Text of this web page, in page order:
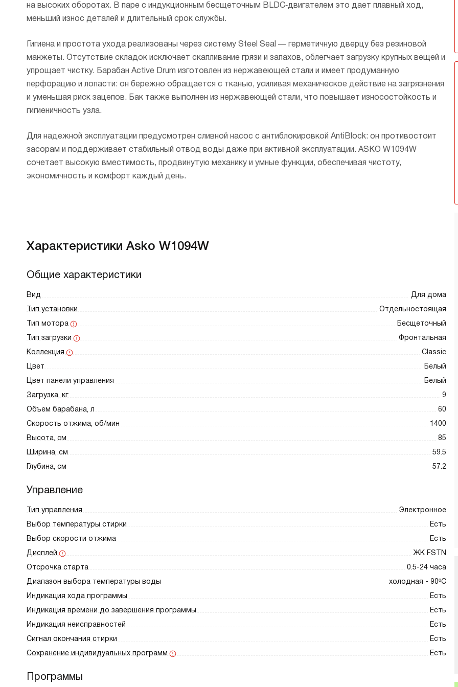
на высоких оборотах. В паре с индукционным бесщеточным BLDC‑двигателем это дает плавный ход,
меньший износ деталей и длительный срок службы.
Гигиена и простота ухода реализованы через систему Steel Seal — герметичную дверцу без резиновой
манжеты. Отсутствие складок исключает скапливание грязи и запахов, облегчает загрузку крупных вещей и
упрощает чистку. Барабан Active Drum изготовлен из нержавеющей стали и имеет продуманную
перфорацию и лопасти: он бережно обращается с тканью, усиливая механическое действие на загрязнения
и уменьшая риск зацепов. Бак также выполнен из нержавеющей стали, что повышает износостойкость и
гигиеничность узла.
Для надежной эксплуатации предусмотрен сливной насос с антиблокировкой AntiBlock: он противостоит
засорам и поддерживает стабильный отвод воды даже при активной эксплуатации. ASKO W1094W
сочетает высокую вместимость, продвинутую механику и умные функции, обеспечивая чистоту,
экономичность и комфорт каждый день.
Характеристики Asko W1094W
Общие характеристики
Вид Для дома
Тип установки Отдельностоящая
Тип мотора Бесщеточный
Тип загрузки Фронтальная
Коллекция Classic
Цвет Белый
Цвет панели управления Белый
Загрузка, кг 9
Объем барабана, л 60
Скорость отжима, об/мин 1400
Высота, см 85
Ширина, см 59.5
Глубина, см 57.2
Управление
Тип управления Электронное
Выбор температуры стирки Есть
Выбор скорости отжима Есть
Дисплей ЖК FSTN
Отсрочка старта 0.5-24 часа
Диапазон выбора температуры воды холодная - 90ºC
Индикация хода программы Есть
Индикация времени до завершения программы Есть
Индикация неисправностей Есть
Сигнал окончания стирки Есть
Сохранение индивидуальных программ Есть
Программы